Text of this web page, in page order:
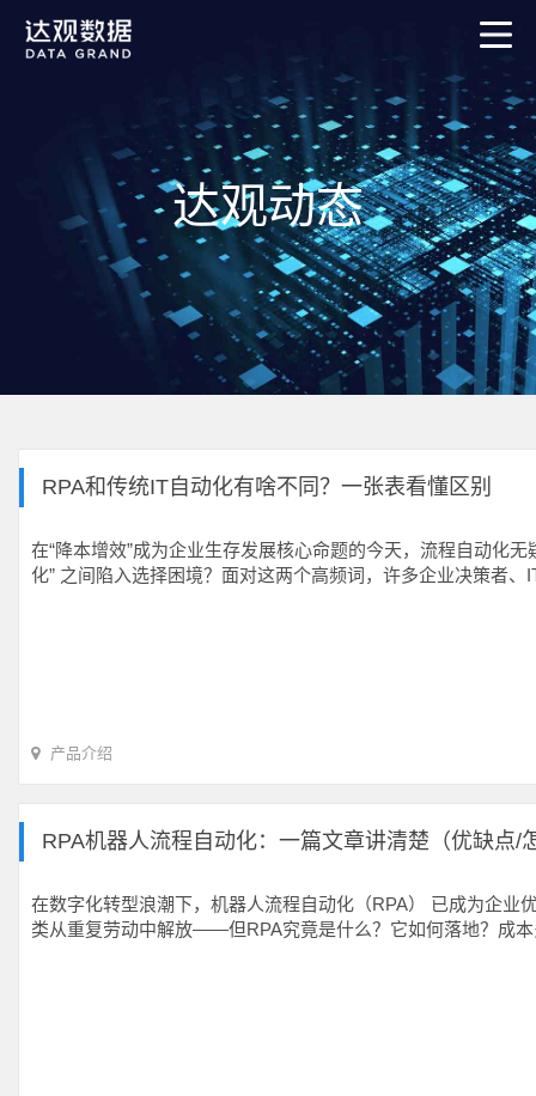
达观动态
RPA和传统IT自动化有啥不同？一张表看懂区别
在“降本增效”成为企业生存发展核心命题的今天，流程自动化
化” 之间陷入选择困境？面对这两个高频词，许多企业决策者
产品介绍
RPA机器人流程自动化：一篇文章讲清楚（优缺点/
在数字化转型浪潮下，机器人流程自动化（RPA） 已成为企业
类从重复劳动中解放——但RPA究竟是什么？它如何落地？成